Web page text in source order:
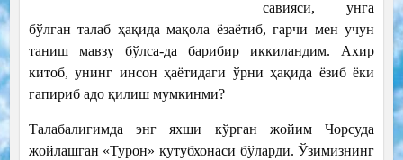
савияси, унга
бўлган талаб ҳақида мақола ёзаётиб, гарчи мен учун
таниш мавзу бўлса-да барибир иккиландим. Ахир
китоб, унинг инсон ҳаётидаги ўрни ҳақида ёзиб ёки
гапириб адо қилиш мумкинми?
Талабалигимда энг яхши кўрган жойим Чорсуда
жойлашган «Турон» кутубхонаси бўларди. Ўзимизнинг